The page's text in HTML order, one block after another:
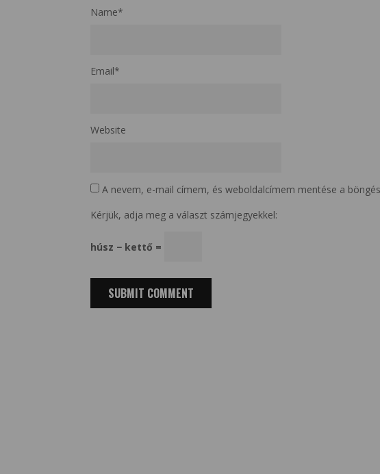
Name*
Email*
Website
A nevem, e-mail címem, és weboldalcímem mentése a
Kérjük, adja meg a választ számjegyekkel:
húsz − kettő =